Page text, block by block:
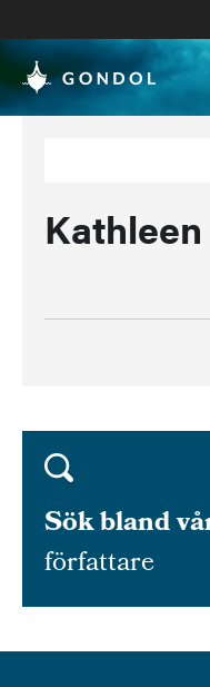
Sök bland
författare